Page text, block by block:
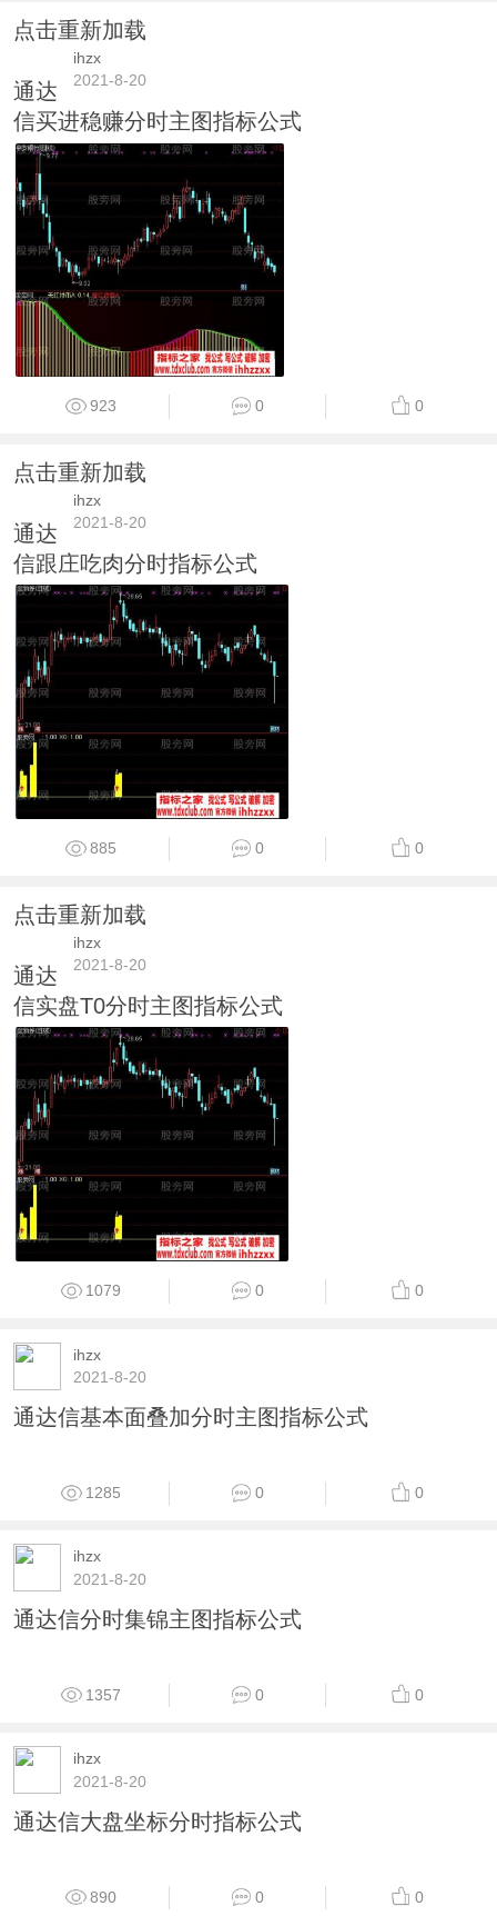
点击重新加载
ihzx
2021-8-20
通达
信买进稳赚分时主图指标公式
923 0 0
点击重新加载
ihzx
2021-8-20
通达
信跟庄吃肉分时指标公式
885 0 0
点击重新加载
ihzx
2021-8-20
通达
信实盘T0分时主图指标公式
1079 0 0
ihzx
2021-8-20
通达信基本面叠加分时主图指标公式
1285 0 0
ihzx
2021-8-20
通达信分时集锦主图指标公式